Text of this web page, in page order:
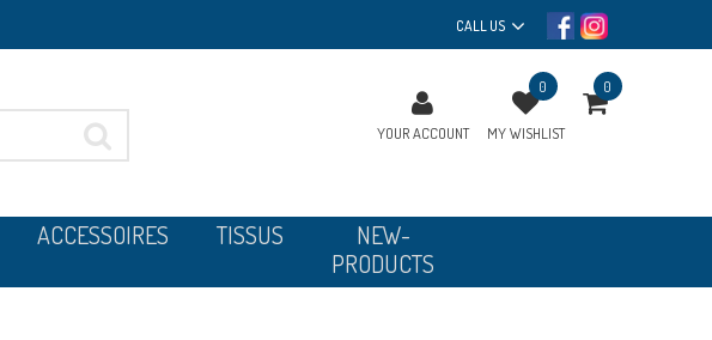
CALL US
YOUR ACCOUNT
0
MY WISHLIST
0
ACCESSOIRES TISSUS
NEW-
PRODUCTS